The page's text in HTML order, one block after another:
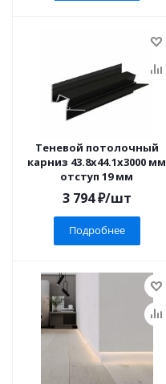
Теневой потолочный
карниз 43.8х44.1х3000 мм
отступ 19 мм
3 794₽/шт
Подробнее